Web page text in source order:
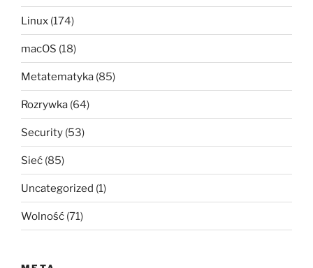
Linux (174)
macOS (18)
Metatematyka (85)
Rozrywka (64)
Security (53)
Sieć (85)
Uncategorized (1)
Wolność (71)